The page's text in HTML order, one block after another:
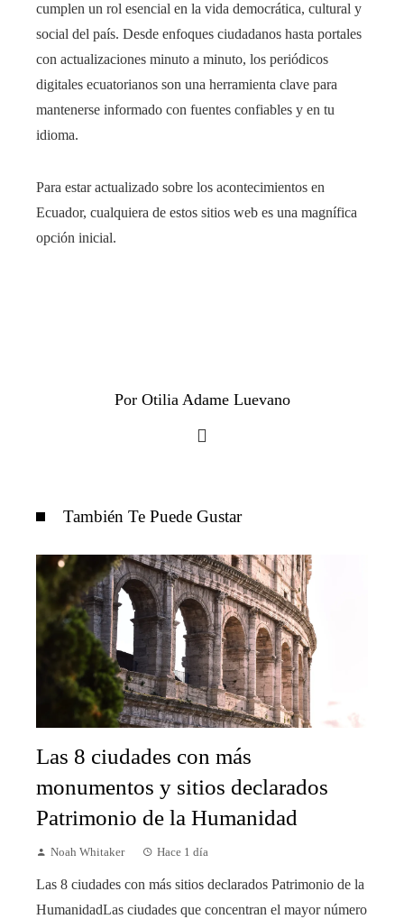
cumplen un rol esencial en la vida democrática, cultural y
social del país. Desde enfoques ciudadanos hasta portales
con actualizaciones minuto a minuto, los periódicos
digitales ecuatorianos son una herramienta clave para
mantenerse informado con fuentes confiables y en tu
idioma.
Para estar actualizado sobre los acontecimientos en
Ecuador, cualquiera de estos sitios web es una magnífica
opción inicial.
Por Otilia Adame Luevano
También Te Puede Gustar
Las 8 ciudades con más
monumentos y sitios declarados
Patrimonio de la Humanidad
Noah Whitaker Hace 1 día
Las 8 ciudades con más sitios declarados Patrimonio de la
HumanidadLas ciudades que concentran el mayor número